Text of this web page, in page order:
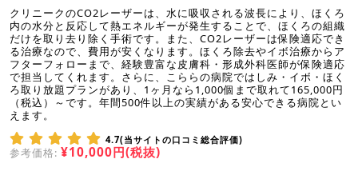
クリニークのCO2レーザーは、水に吸収される波長により、ほくろ
内の水分と反応して熱エネルギーが発生することで、ほくろの組織
だけを取り去り除く手術です。また、CO2レーザーは保険適応でき
る治療なので、費用が安くなります。ほくろ除去やイボ治療からア
フターフォローまで、経験豊富な皮膚科・形成外科医師が保険適応
で担当してくれます。さらに、こららの病院ではしみ・イボ・ほく
ろ取り放題プランがあり、1ヶ月なら1,000個まで取れて165,000円
（税込）～です。年間500件以上の実績がある安心できる病院とい
えます。
4.7(当サイトの口コミ総合評価)
参考価格: ¥10,000円(税抜)